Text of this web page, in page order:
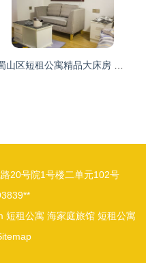
20号院1号楼二单元102号
短租公寓 海家庭旅馆 短租公寓